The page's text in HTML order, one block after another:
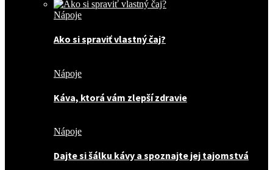
Nápoje
Ako si spraviť vlastný čaj?
Nápoje
Káva, ktorá vám zlepší zdravie
Nápoje
Dajte si šálku kávy a spoznajte jej tajomstvá